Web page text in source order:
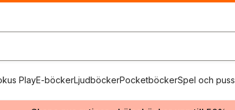
PlayE-böckerLjudböckerPocketböckerSpel och